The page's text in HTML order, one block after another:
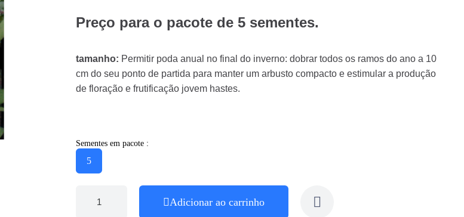
Preço para o pacote de 5 sementes.
tamanho: Permitir poda anual no final do inverno: dobrar todos os ramos do ano a 10
cm do seu ponto de partida para manter um arbusto compacto e estimular a produção
de floração e frutificação jovem hastes.
Sementes em pacote :
5
Adicionar ao carrinho